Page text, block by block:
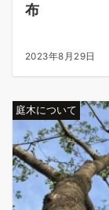
布
2023年8月29日
庭木について